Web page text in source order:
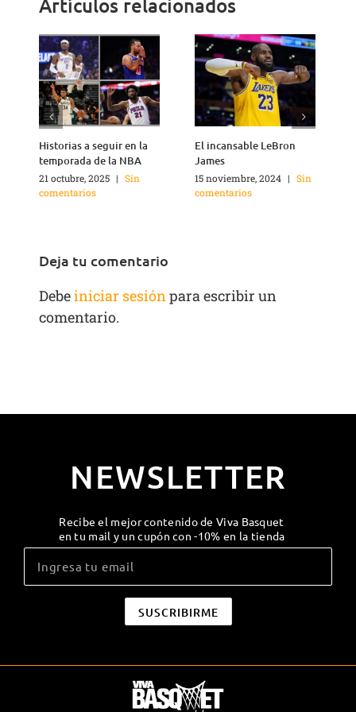
Historias a seguir en la
temporada de la NBA
21 octubre, 2025 | Sin
comentarios
El incansable LeBron
James
15 noviembre, 2024 | Sin
comentarios
Deja tu comentario
Debeiniciar sesiónpara escribir un
comentario.
NEWSLETTER
Recibe el mejor contenido de Viva Basquet
en tu mail y un cupón con -10% en la tienda